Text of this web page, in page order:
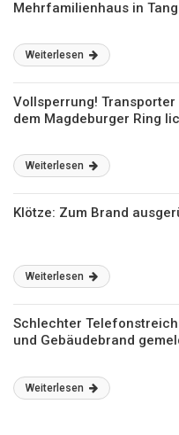
Mehrfamilienhaus in
Weiterlesen
Vollsperrung!
dem Magdeburger Ring
Weiterlesen
Klötze: Zum Brand
Weiterlesen
Schlechter
und Gebäudebrand
Weiterlesen